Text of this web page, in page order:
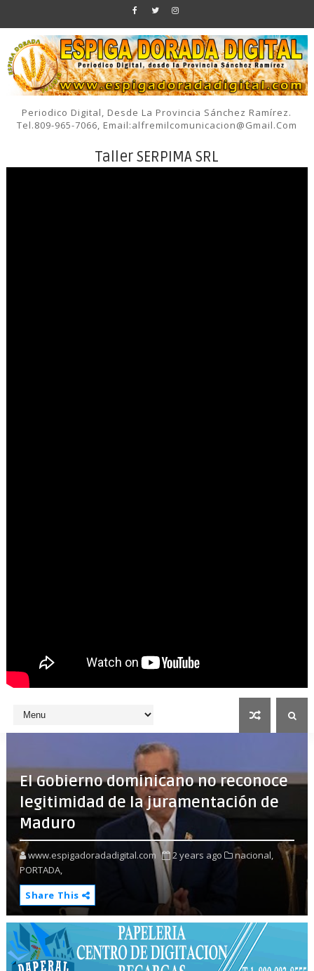
Periodico Digital, Desde La Provincia Sánchez Ramírez.
Tel.809-965-7066, Email:alfremilcomunicacion@gmail.com
Taller SERPIMA SRL
El Gobierno dominicano no reconoce
legitimidad de la juramentación de
Maduro
www.espigadoradadigital.com 2 years ago
nacional,
PORTADA,
Share This